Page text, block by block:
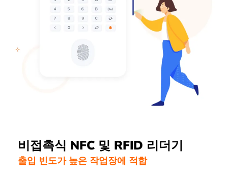
비접촉식 NFC 및 RFID 리더기
출입 빈도가 높은 작업장에 적합